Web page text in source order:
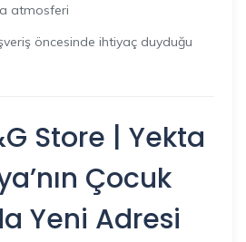
atmosferi
öncesinde ihtiyaç duyduğu
Store | Yekta
Çocuk
Yeni Adresi